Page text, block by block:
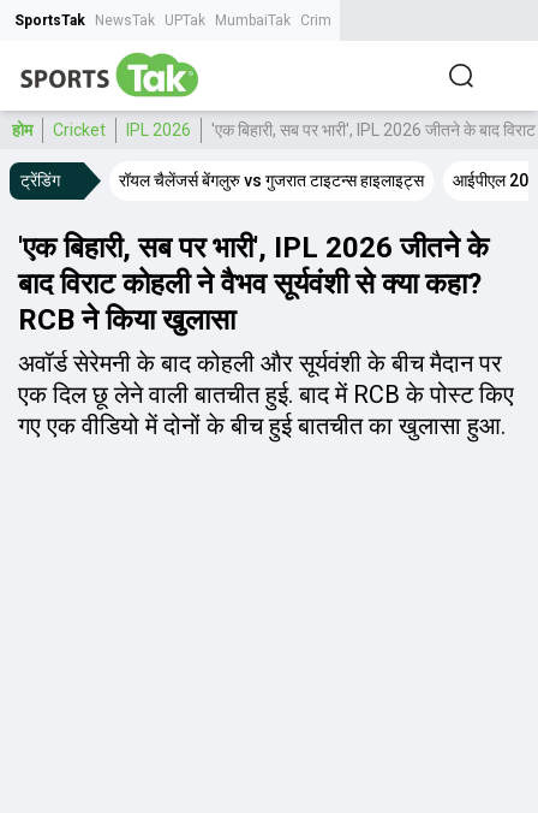
SportsTak NewsTak UPTak MumbaiTak CrimeTak
होम Cricket IPL 2026 'एक बिहारी, सब पर भारी', IPL 2026 जीतने के बाद
ट्रेंडिंग रॉयल चैलेंजर्स बेंगलुरु vs गुजरात टाइटन्स हाइलाइट्स आईपीएल
'एक बिहारी, सब पर भारी', IPL 2026 जीतने के
बाद विराट कोहली ने वैभव सूर्यवंशी से क्या कहा?
RCB ने किया खुलासा
अवॉर्ड सेरेमनी के बाद कोहली और सूर्यवंशी के बीच मैदान पर
एक दिल छू लेने वाली बातचीत हुई. बाद में RCB के पोस्ट किए
गए एक वीडियो में दोनों के बीच हुई बातचीत का खुलासा हुआ.